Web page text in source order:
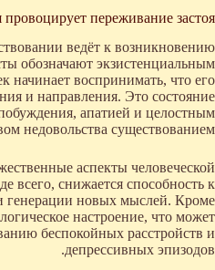
переживание застоя
ведёт к возникновению
обозначают экзистенциальным
начинает воспринимать, что его
и направления. Это состояние
апатией и целостным
недовольства существованием.
аспекты человеческой
всего, снижается способность к
генерации новых мыслей. Кроме
настроение, что может
беспокойных расстройств и
депрессивных эпизодов.